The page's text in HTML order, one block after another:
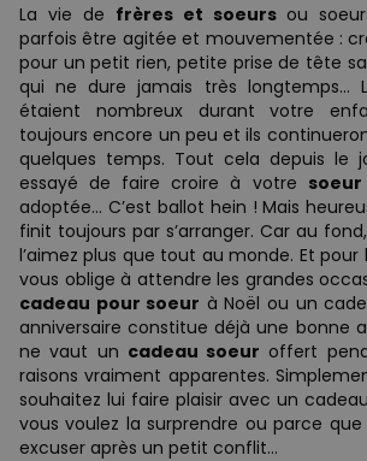
La vie de frères et soeursou
parfois être agitée et mouvementée :
pour un petit rien, petite prise de tête
qui ne dure jamais très longtemps…
étaient nombreux durant votre
toujours encore un peu et ils
quelques temps. Tout cela depuis le
essayé de faire croire à votre soeur
adoptée… C’est ballot hein ! Mais
finit toujours par s’arranger. Car au
l’aimez plus que tout au monde. Et pour
vous oblige à attendre les grandes
cadeau pour soeur à Noël ou un
anniversaire constitue déjà une bonne
ne vaut un cadeau soeur offert
raisons vraiment apparentes.
souhaitez lui faire plaisir avec un
vous voulez la surprendre ou parce que
excuser après un petit conflit…